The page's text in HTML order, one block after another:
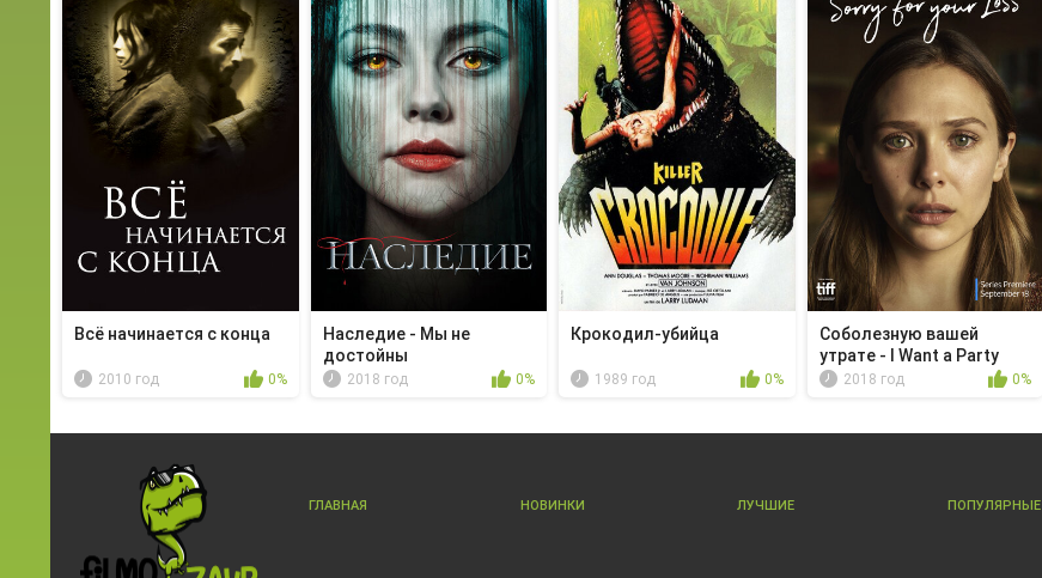
Всё начинается с конца
2010 год 0%
Наследие - Мы не
достойны
2018 год 0%
Крокодил-убийца
1989 год 0%
Соболезную вашей
утрате - I Want a Party
2018 год 0%
ГЛАВНАЯ НОВИНКИ ЛУЧШИЕ ПОПУЛЯРНЫЕ